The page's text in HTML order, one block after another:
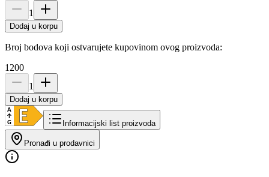
1
Dodaj u korpu
Broj bodova koji ostvarujete kupovinom ovog proizvoda:
1200
1
Dodaj u korpu
Informacijski list proizvoda
Pronađi u prodavnici